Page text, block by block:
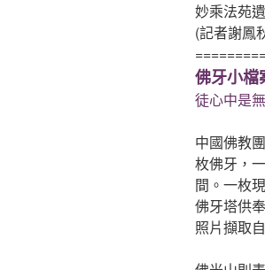
妙乘法苑
(記者謝鳳
佛牙小檔
徒心中是
中國佛教
枚佛牙，
間。一枚
佛牙塔供
照片擷取